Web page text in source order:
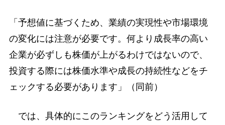
「予想値に基づくため、業績の実現性や市場環境
の変化には注意が必要です。何より成長率の高い
企業が必ずしも株価が上がるわけではないので、
投資する際には株価水準や成長の持続性などをチ
ェックする必要があります」（同前）
では、具体的にこのランキングをどう活用して